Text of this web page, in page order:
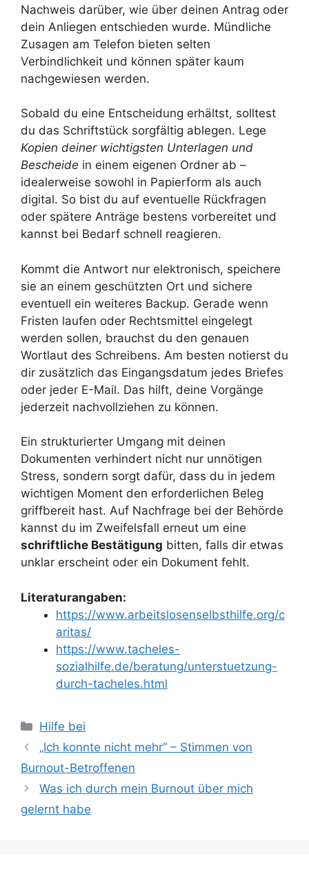
Nachweis darüber, wie über deinen Antrag oder
dein Anliegen entschieden wurde. Mündliche
Zusagen am Telefon bieten selten
Verbindlichkeit und können später kaum
nachgewiesen werden.
Sobald du eine Entscheidung erhältst, solltest
du das Schriftstück sorgfältig ablegen. Lege
Kopien deiner wichtigsten Unterlagen und
Bescheide in einem eigenen Ordner ab –
idealerweise sowohl in Papierform als auch
digital. So bist du auf eventuelle Rückfragen
oder spätere Anträge bestens vorbereitet und
kannst bei Bedarf schnell reagieren.
Kommt die Antwort nur elektronisch, speichere
sie an einem geschützten Ort und sichere
eventuell ein weiteres Backup. Gerade wenn
Fristen laufen oder Rechtsmittel eingelegt
werden sollen, brauchst du den genauen
Wortlaut des Schreibens. Am besten notierst du
dir zusätzlich das Eingangsdatum jedes Briefes
oder jeder E-Mail. Das hilft, deine Vorgänge
jederzeit nachvollziehen zu können.
Ein strukturierter Umgang mit deinen
Dokumenten verhindert nicht nur unnötigen
Stress, sondern sorgt dafür, dass du in jedem
wichtigen Moment den erforderlichen Beleg
griffbereit hast. Auf Nachfrage bei der Behörde
kannst du im Zweifelsfall erneut um eine
schriftliche Bestätigung bitten, falls dir etwas
unklar erscheint oder ein Dokument fehlt.
Literaturangaben:
https://www.arbeitslosenselbsthilfe.org/c
aritas/
https://www.tacheles-
sozialhilfe.de/beratung/unterstuetzung-
durch-tacheles.html
Kategorien
Hilfe bei
„Ich konnte nicht mehr“ – Stimmen von
Burnout-Betroffenen
Was ich durch mein Burnout über mich
gelernt habe